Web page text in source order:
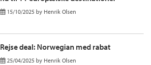
15/10/2025 by Henrik Olsen
Rejse deal: Norwegian med rabat
25/04/2025 by Henrik Olsen